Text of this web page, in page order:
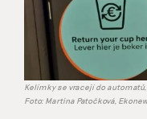
Kelímky se vracejí do
Foto: Martina Patočková,